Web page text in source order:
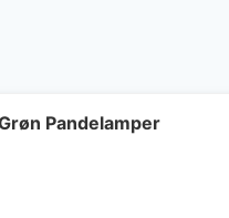
Pandelamper